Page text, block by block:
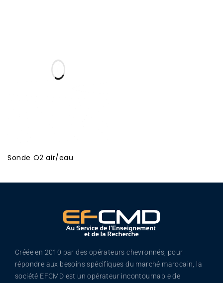
Sonde O2 air/eau
Créée en 2010 par des opérateurs chevronnés, pour
répondre aux besoins spécifiques du marché marocain, la
société EFCMD est un opérateur incontournable de